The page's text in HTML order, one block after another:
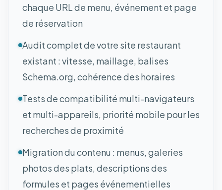
chaque URL de menu, événement et page
de réservation
Audit complet de votre site restaurant
existant : vitesse, maillage, balises
Schema.org, cohérence des horaires
Tests de compatibilité multi-navigateurs
et multi-appareils, priorité mobile pour les
recherches de proximité
Migration du contenu : menus, galeries
photos des plats, descriptions des
formules et pages événementielles